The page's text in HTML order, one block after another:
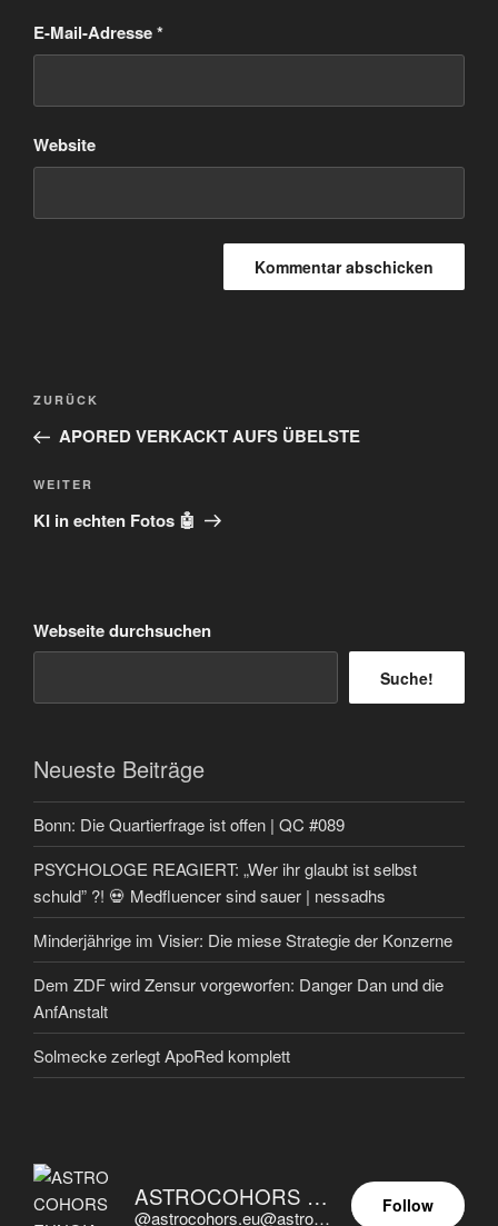
E-Mail-Adresse*
Website
Beitragsnavigation
Vorheriger
Beitrag
ZURÜCK
APORED VERKACKT AUFS ÜBELSTE
Nächster
Beitrag
WEITER
KI in echten Fotos 🤖
Webseite durchsuchen
Suche!
Neueste Beiträge
Bonn: Die Quartierfrage ist offen | QC #089
PSYCHOLOGE REAGIERT: „Wer ihr glaubt ist selbst
schuld” ?! 💀 Medfluencer sind sauer | nessadhs
Minderjährige im Visier: Die miese Strategie der Konzerne
Dem ZDF wird Zensur vorgeworfen: Danger Dan und die
AnfAnstalt
Solmecke zerlegt ApoRed komplett
ASTROCOHORS EUNOIA ULTIMA
@astrocohors.eu@astrocohors.eu
Follow